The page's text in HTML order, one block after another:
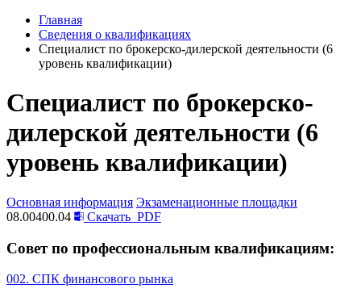
Главная
Сведения о квалификациях
Специалист по брокерско-дилерской деятельности (6
уровень квалификации)
Специалист по брокерско-
дилерской деятельности (6
уровень квалификации)
Основная информация Экзаменационные площадки
08.00400.04
Скачать PDF
Совет по профессиональным квалификациям:
002. СПК финансового рынка